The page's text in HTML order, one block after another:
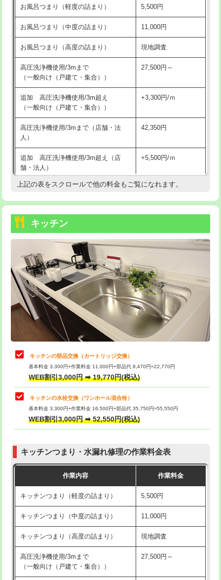
交換・取付(単水栓（壁付・デッキ
式）)
13,200円+材料費
交換・取付(混合水栓（壁付・デッキ
式・ワンホール）)
16,500円+材料費
交換・取付(排水栓・排水トラップ
（P/S/ポップアップ））
22,000円+材料費
交換・取付（その他部品） 11,000円+材料費
持込商品取付（単水栓） 13,200円
持込商品取付（混合水栓）
持込商品取付（浄水器・分岐水栓） 16,500円
持込商品取付（温水洗浄便座） 22,000円
持込商品取付（普通便座⇔温水洗浄便
22,000円
給水管工事※（ホール加工)
給水管工事※（バンド止め) 3,300円
給水管工事※（支持金具設置) 5,500円
給水管工事※（保温材使用（バンド止
め込み）)
5,500円
給水管工事※（土の掘削・埋め戻し作
11,000円
給水管工事※（塩ビ管（VP・HI）使
用/3ｍまで)
給水管工事※（塩ビ管（VP・HI）使
用（追加）/3ｍ超え)
給水管工事※（ライニング鋼管・銅
管・ポリ管・HT管使用/3ｍまで)
44,000円
管・ポリ管・HT管使用/3ｍ超え)
排水管工事（土の掘削・埋め戻し作
11,000円~
排水管工事（排水管工事/3ｍまで） 55,000円
排水管工事（追加 排水管工事/3ｍ超
+11,000円
マス交換（土の掘削・埋め戻し作業）
マス交換（深さ50㎝未満）
お風呂つまり（軽度の詰まり） 5,500円
お風呂つまり（中度の詰まり） 11,000円
お風呂つまり（高度の詰まり） 現地調査
高圧洗浄機使用/3mまで
（一般向け（戸建て・集合））
27,500円～
追加 高圧洗浄機使用/3m超え
（一般向け（戸建て・集合））
+3,300円/ｍ
高圧洗浄機使用/3mまで（店舗・法
人）
42,350円
追加 高圧洗浄機使用/3m超え（店
舗・法人）
+5,500円/ｍ
高度高圧洗浄換 現地調査
トーラー機使用/3mまで
追加トーラー機使用/3m超え +3,300円
カメラ調査 33,000円
桝清掃 8,800円
止水・漏水調査・防水処理・清掃・修
理・調整・分解・加工など（軽作業）
11,000円
止水・漏水調査・防水処理・清掃・修
理・調整・分解・加工など（中作業）
22,000円
止水・漏水調査・防水処理・清掃・修
理・調整・分解・加工など（重作業）
33,000円
お風呂タンク脱着
その他部品の脱着
式・ワンホール）)
交換・取付(排水栓・排水トラップ
22,000円+材料費
持込商品取付（単水栓）
上記の表をスクロールで他の料金もご覧になれます。
キッチン
キッチンの部品交換（カートリッジ交換）
基本料金 3,300円+作業料金 11,000円+部品代 8,470円=22,770円
WEB割引3,000円 ➡ 19,770円(税込)
キッチンの水栓交換（ワンホール混合栓）
基本料金 3,300円+作業料金 16,500円+部品代 35,750円=55,550円
WEB割引3,000円 ➡ 52,550円(税込)
キッチンつまり・水漏れ修理の作業料金表
作業内容 作業料金
キッチンつまり（軽度の詰まり） 5,500円
キッチンつまり（中度の詰まり） 11,000円
キッチンつまり（高度の詰まり） 現地調査
高圧洗浄機使用/3mまで
（一般向け（戸建て・集合））
27,500円～